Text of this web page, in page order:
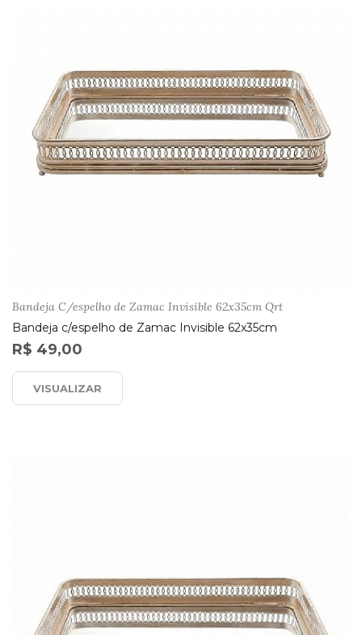
Bandeja C/espelho de Zamac Invisible 62x35cm Qrt
Bandeja c/espelho de Zamac Invisible 62x35cm
R$ 49,00
VISUALIZAR